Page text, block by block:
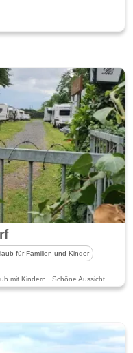
für Familien und Kinder
mit Kindern · Schöne Aussicht